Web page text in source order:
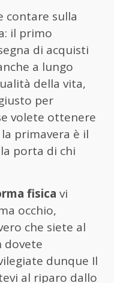
contare sulla
il primo
di acquisti
a lungo
della vita,
per
volete ottenere
primavera è il
porta di chi
fisica vi
occhio,
che siete al
dovete
dunque Il
al riparo dallo